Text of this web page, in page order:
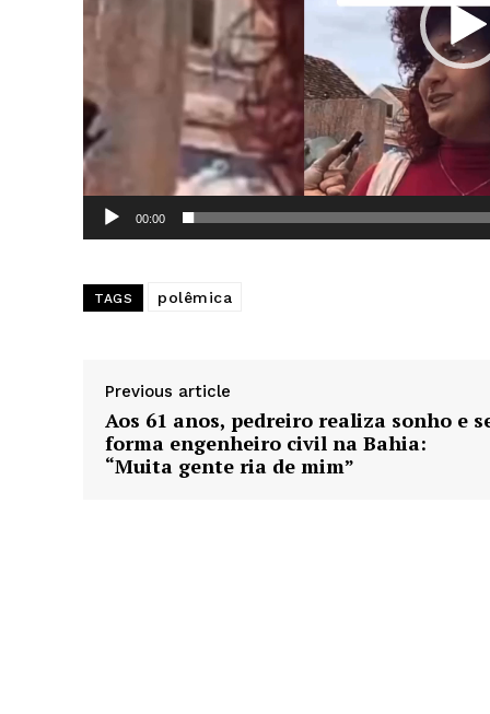
News
d
í
d
e
o
00:00
TAGS polêmica
Previous article
Aos 61 anos, pedreiro realiza sonho e
forma engenheiro civil na Bahia:
“Muita gente ria de mim”